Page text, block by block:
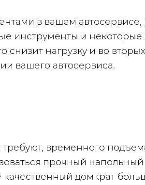
в вашем автосервисе,
инструменты и некоторые
снизит нагрузку и во
вашего автосервиса.
временного
прочный напольный
качественный домкрат